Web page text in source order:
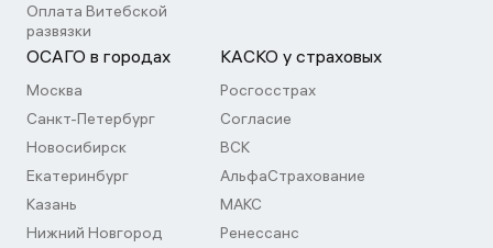
Оплата Витебской
развязки
ОСАГО в городах
Москва
Санкт-Петербург
Новосибирск
Екатеринбург
Казань
Нижний Новгород
КАСКО у страховых
Росгосстрах
Согласие
ВСК
АльфаСтрахование
МАКС
Ренессанс